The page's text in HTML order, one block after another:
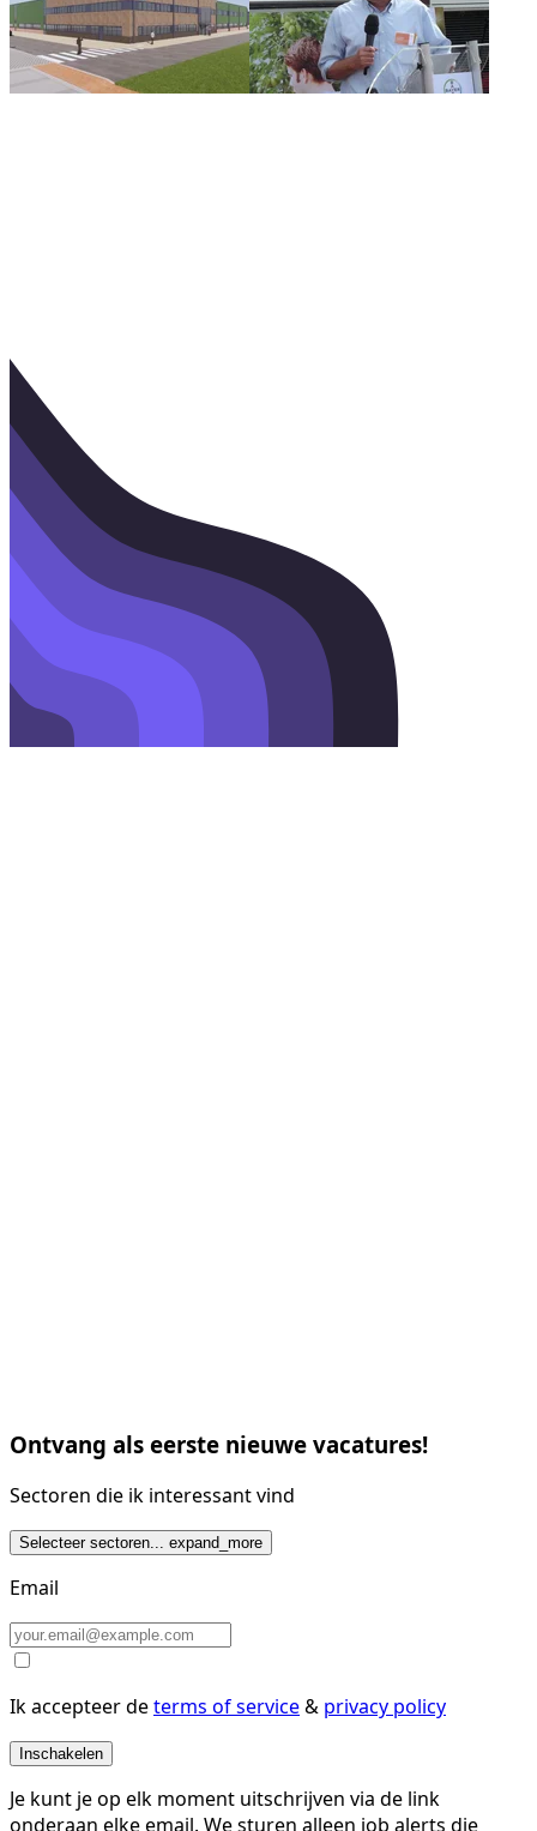
Ontvang als eerste nieuwe vacatures!
Sectoren die ik interessant vind
Selecteer sectoren... expand_more
Email
Ik accepteer determs of service& privacy policy
Inschakelen
Je kunt je op elk moment uitschrijven via de link
onderaan elke email. We sturen alleen job alerts die